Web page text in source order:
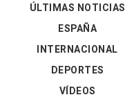
ÚLTIMAS NOTICIAS
ESPAÑA
INTERNACIONAL
DEPORTES
VÍDEOS